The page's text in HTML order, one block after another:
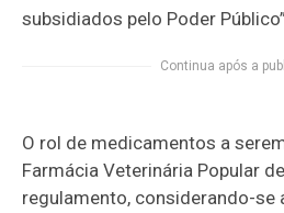
subsidiados pelo Poder
Continua após a
O rol de medicamentos a
Farmácia Veterinária Popular
regulamento, considerando-se